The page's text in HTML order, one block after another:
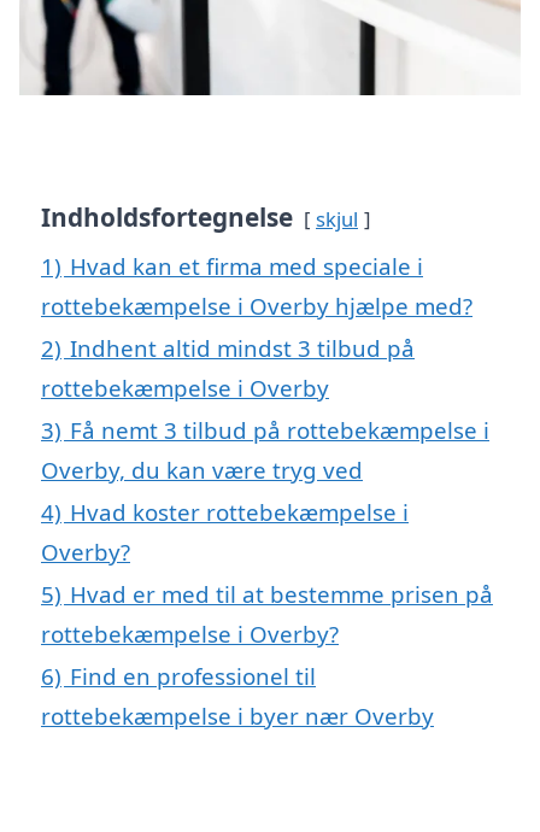
Indholdsfortegnelse skjul
1) Hvad kan et firma med speciale i
rottebekæmpelse i Overby hjælpe med?
2) Indhent altid mindst 3 tilbud på
rottebekæmpelse i Overby
3) Få nemt 3 tilbud på rottebekæmpelse i
Overby, du kan være tryg ved
4) Hvad koster rottebekæmpelse i
Overby?
5) Hvad er med til at bestemme prisen på
rottebekæmpelse i Overby?
6) Find en professionel til
rottebekæmpelse i byer nær Overby